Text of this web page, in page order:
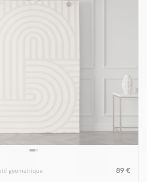
géométrique 89 €